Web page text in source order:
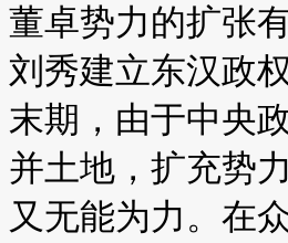
董卓势力的扩张
刘秀建立东汉政
末期，由于中央
并土地，扩充势
又无能为力。在